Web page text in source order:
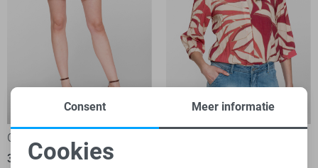
Geisha Korte broek
35,00
69,99
Noodzakelijke cookies
Consent Meer informatie
Cookies